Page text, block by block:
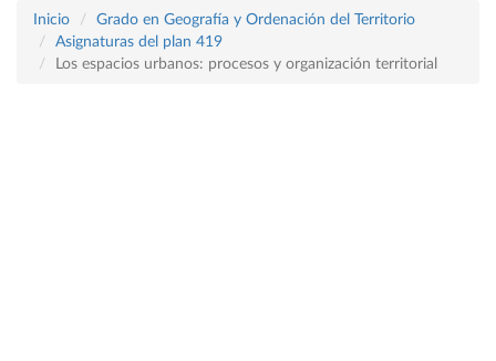
Inicio
Grado en Geografía y Ordenación del Territorio
Asignaturas del plan 419
Los espacios urbanos: procesos y organización territorial